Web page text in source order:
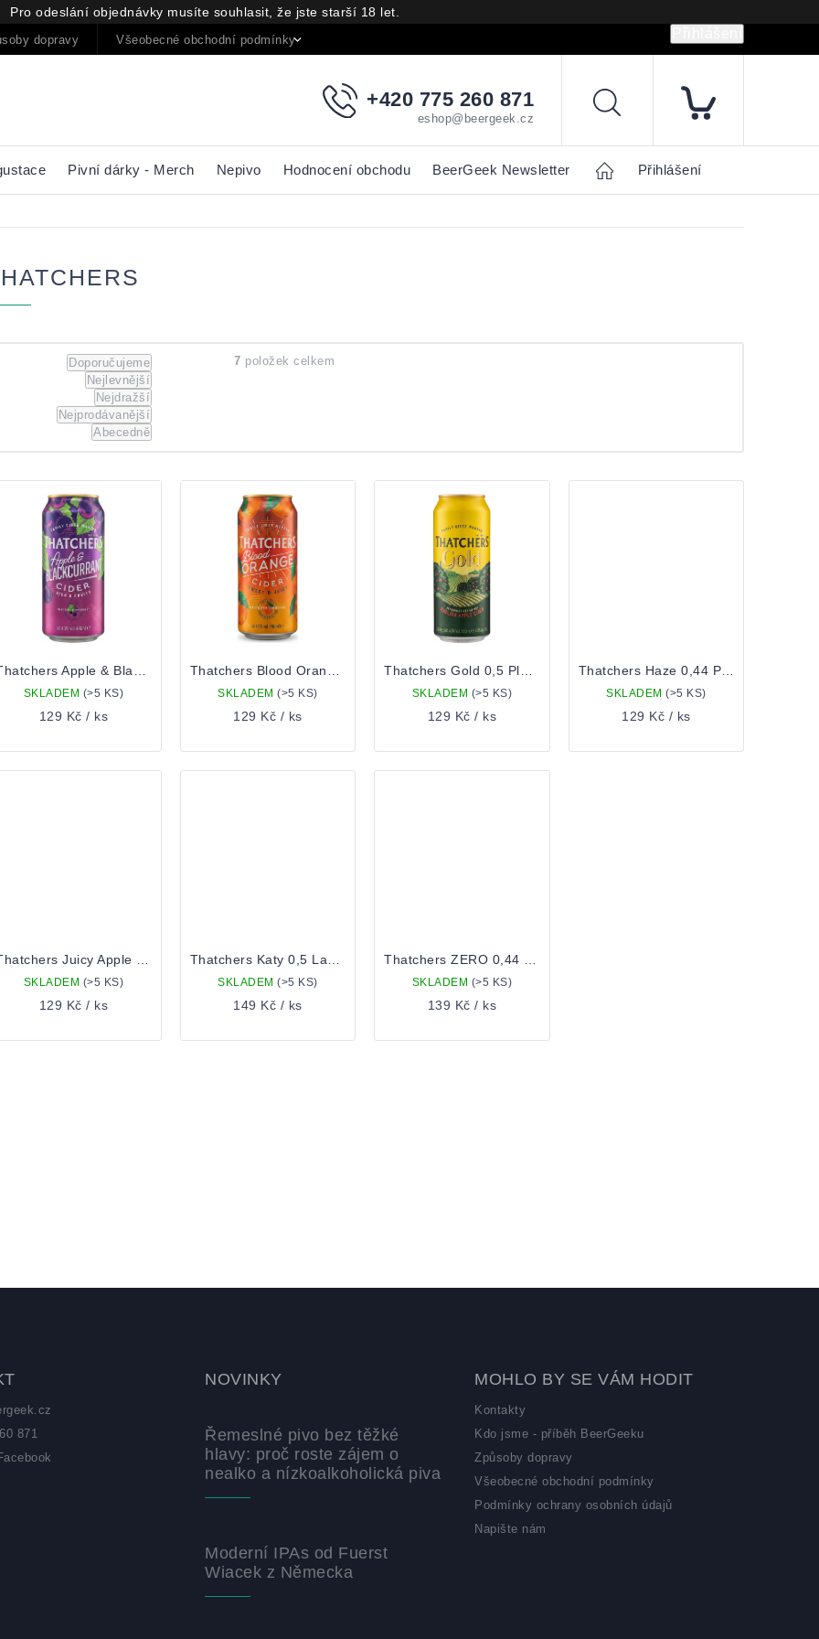
Pro odeslání objednávky musíte souhlasit, že jste starší 18 let.
dopravy Všeobecné obchodní podmínky
+420 775 260 871
eshop@beergeek.cz
Hledat
Pivní dárky - Merch Nepivo Hodnocení obchodu BeerGeek Newsletter Home Přihlášení
produktů
Doporučujeme
Nejlevnější
Nejdražší
Nejprodávanější
Abecedně
7 položek celkem
SKLADEM (>5 KS)
129 Kč / ks
SKLADEM (>5 KS)
129 Kč / ks
SKLADEM (>5 KS)
129 Kč / ks
SKLADEM (>5 KS)
129 Kč / ks
SKLADEM (>5 KS)
129 Kč / ks
SKLADEM (>5 KS)
149 Kč / ks
SKLADEM (>5 KS)
139 Kč / ks
871
NOVINKY
Řemeslné pivo bez těžké
hlavy: proč roste zájem o
nealko a nízkoalkoholická piva
Moderní IPAs od Fuerst
Wiacek z Německa
MOHLO BY SE VÁM HODIT
Kontakty
Kdo jsme - příběh BeerGeeku
Způsoby dopravy
Všeobecné obchodní podmínky
Podmínky ochrany osobních údajů
Napište nám